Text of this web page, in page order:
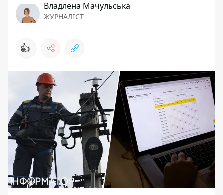
Владлена Мачульська
ЖУРНАЛІСТ
👍